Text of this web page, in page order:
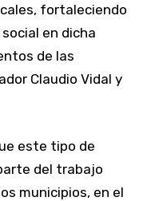
fortaleciendo
en dicha
de las
Claudio Vidal y
este tipo de
del trabajo
municipios, en el